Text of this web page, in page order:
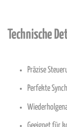
Technische
Präzise
Perfekte